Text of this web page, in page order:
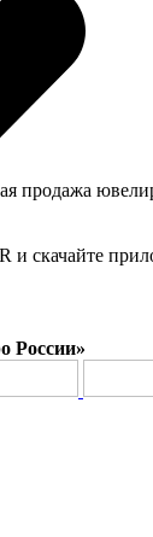
продажа
и скачайте
России»